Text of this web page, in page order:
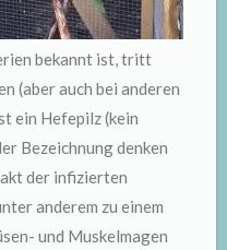
bekannt ist, tritt
(aber auch bei anderen
ein Hefepilz (kein
Bezeichnung denken
der infizierten
anderem zu einem
und Muskelmagen